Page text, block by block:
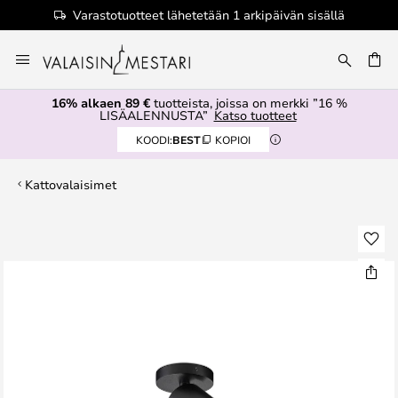
Varastotuotteet lähetetään 1 arkipäivän sisällä
to
Content
16% alkaen 89 €tuotteista, joissa on merkki ”16 %
LISÄALENNUSTA” Katso tuotteet
KOODI:BEST KOPIOI
Kattovalaisimet